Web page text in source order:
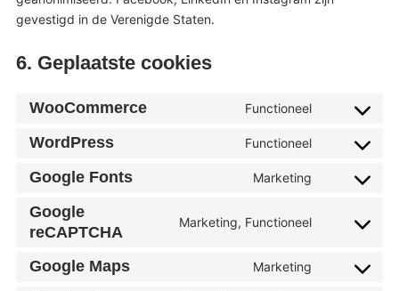
gevestigd in de Verenigde Staten.
6. Geplaatste cookies
WooCommerce Functioneel
Consent
service
WordPress Functioneel
Consent
service
Google Fonts Marketing
Consent
google-
Google
reCAPTCHA
Marketing, Functioneel
Consent
google-
Google Maps Marketing
Consent